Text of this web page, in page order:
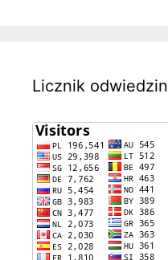
Licznik odwiedzin